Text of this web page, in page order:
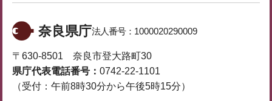
奈良県庁法人番号： 1000020290009
〒630-8501 奈良市登大路町30
県庁代表電話番号： 0742-22-1101
（受付：午前8時30分から午後5時15分）